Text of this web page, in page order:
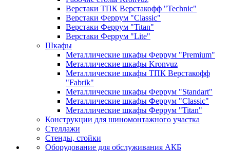
Верстаки ТПК Верстакофф "Technic"
Верстаки Феррум "Classic"
Верстаки Феррум "Titan"
Верстаки Феррум "Lite"
Шкафы
Металлические шкафы Феррум "Premium"
Металлические шкафы Kronvuz
Металлические шкафы ТПК Верстакофф
"Fabrik"
Металлические шкафы Феррум "Standart"
Металлические шкафы Феррум "Classic"
Металлические шкафы Феррум "Titan"
Конструкции для шиномонтажного участка
Стеллажи
Стенды, стойки
Оборудование для обслуживания АКБ